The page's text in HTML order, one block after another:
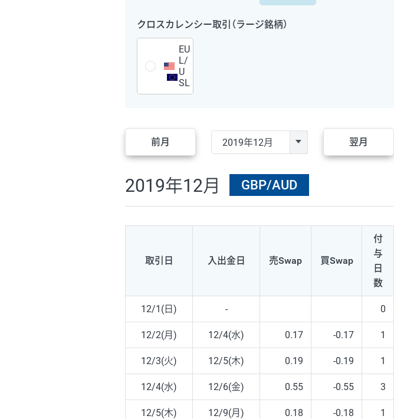
クロスカレンシー取引（ラージ銘柄）
EU
L/
U
SL
前月 翌月
2019年12月 GBP/AUD
取引日 入出金日 売Swap 買Swap
付
与
日
数
12/1(日) - 0
12/2(月) 12/4(水) 0.17 -0.17 1
12/3(火) 12/5(木) 0.19 -0.19 1
12/4(水) 12/6(金) 0.55 -0.55 3
12/5(木) 12/9(月) 0.18 -0.18 1